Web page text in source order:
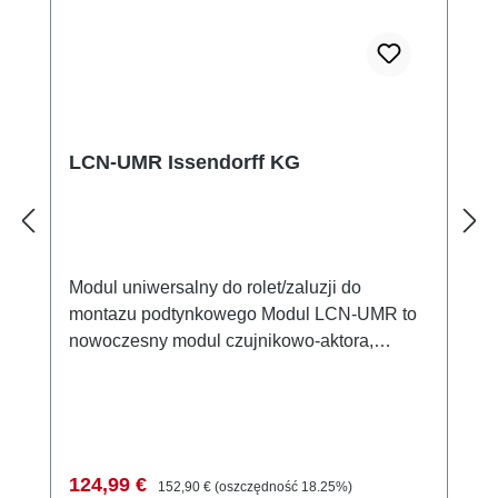
LCN-UMR Issendorff KG
Modul uniwersalny do rolet/zaluzji do
montazu podtynkowego Modul LCN-UMR to
nowoczesny modul czujnikowo-aktora,
Modul jest idealny do integracji w puszkach
Cena sprzedaży:
124,99 € Cena regularna:
152,90 € (oszczędność 18.25%)